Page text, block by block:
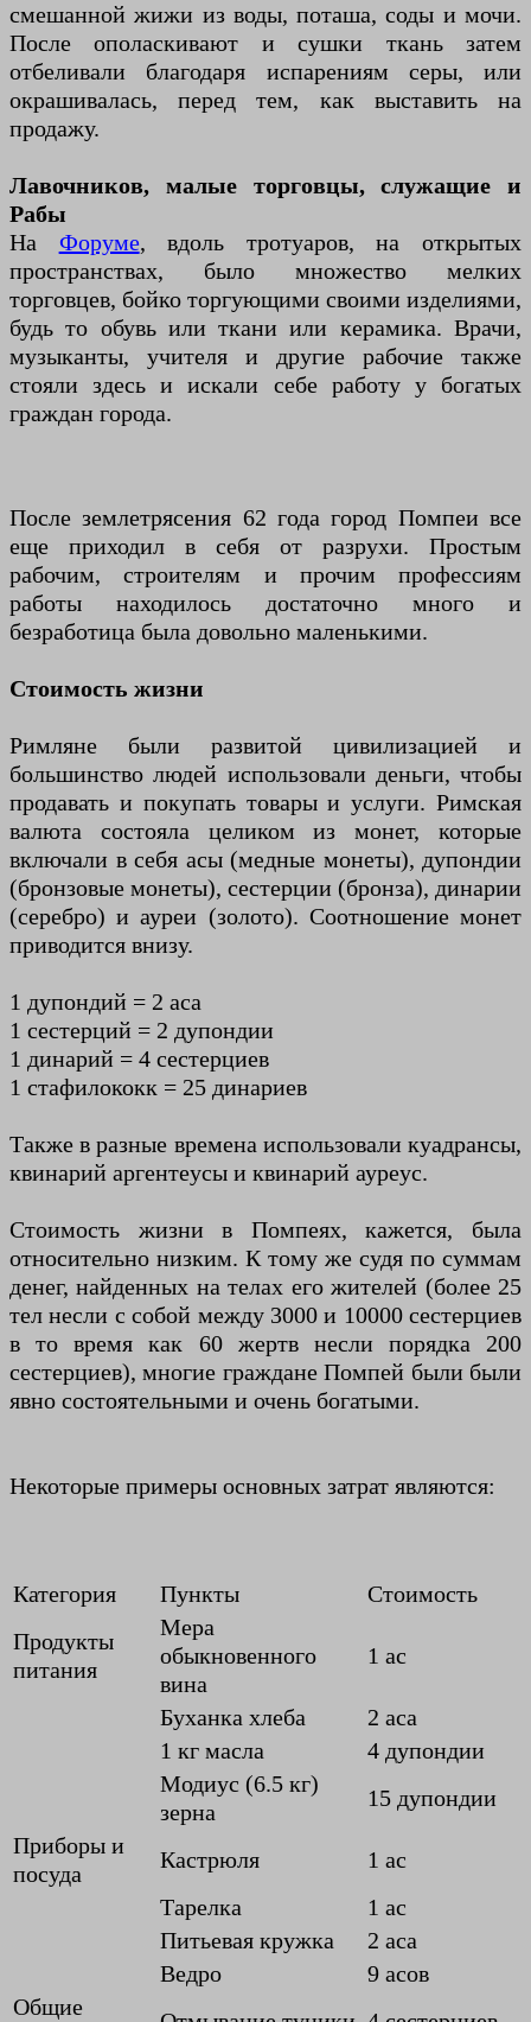
смешанной жижи из воды, поташа, соды и мочи.
После ополаскивают и сушки ткань затем
отбеливали благодаря испарениям серы, или
окрашивалась, перед тем, как выставить на
продажу.
Лавочников, малые торговцы, служащие и
Рабы
На Форуме, вдоль тротуаров, на открытых
пространствах, было множество мелких
торговцев, бойко торгующими своими изделиями,
будь то обувь или ткани или керамика. Врачи,
музыканты, учителя и другие рабочие также
стояли здесь и искали себе работу у богатых
граждан города.
После землетрясения 62 года город Помпеи все
еще приходил в себя от разрухи. Простым
рабочим, строителям и прочим профессиям
работы находилось достаточно много и
безработица была довольно маленькими.
Стоимость жизни
Римляне были развитой цивилизацией и
большинство людей использовали деньги, чтобы
продавать и покупать товары и услуги. Римская
валюта состояла целиком из монет, которые
включали в себя асы (медные монеты), дупондии
(бронзовые монеты), сестерции (бронза), динарии
(серебро) и ауреи (золото). Соотношение монет
приводится внизу.
1 дупондий = 2 аса
1 сестерций = 2 дупондии
1 динарий = 4 сестерциев
1 стафилококк = 25 динариев
Также в разные времена использовали куадрансы,
квинарий аргентеусы и квинарий ауреус.
Стоимость жизни в Помпеях, кажется, была
относительно низким. К тому же судя по суммам
денег, найденных на телах его жителей (более 25
тел несли с собой между 3000 и 10000 сестерциев
в то время как 60 жертв несли порядка 200
сестерциев), многие граждане Помпей были были
явно состоятельными и очень богатыми.
Некоторые примеры основных затрат являются:
Категория Пункты
Стоимость
Продукты
питания
Мера
обыкновенного
вина
1 ас
Буханка хлеба
2 аса
1 кг масла
4 дупондии
Модиус (6.5 кг)
зерна
15 дупондии
Приборы и
посуда
Кастрюля
1 ас
Тарелка
1 ас
Питьевая кружка
2 аса
Ведро
9 асов
Общие